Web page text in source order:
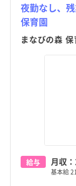
宮城県
秋田県
群馬県
埼玉県
大田区
荒川区
板橋区
夜勤なし、
保育園
まなびの森
給与 月収：
基本給
宮城県
秋田県
群馬県
埼玉県
大田区
荒川区
板橋区